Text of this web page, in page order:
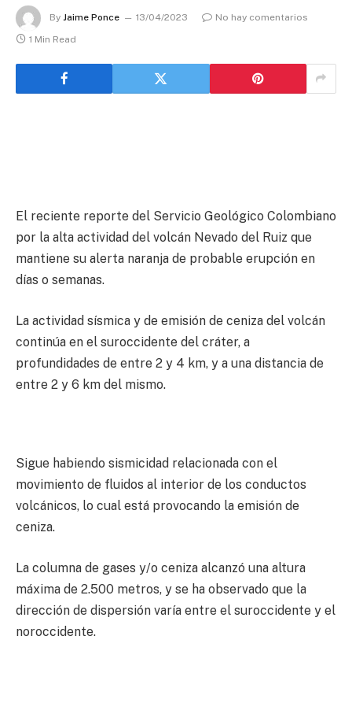
By Jaime Ponce 13/04/2023
No hay comentarios
1 Min Read
El reciente reporte del Servicio Geológico Colombiano
por la alta actividad del volcán Nevado del Ruiz que
mantiene su alerta naranja de probable erupción en
días o semanas.
La actividad sísmica y de emisión de ceniza del volcán
continúa en el suroccidente del cráter, a
profundidades de entre 2 y 4 km, y a una distancia de
entre 2 y 6 km del mismo.
Sigue habiendo sismicidad relacionada con el
movimiento de fluidos al interior de los conductos
volcánicos, lo cual está provocando la emisión de
ceniza.
La columna de gases y/o ceniza alcanzó una altura
máxima de 2.500 metros, y se ha observado que la
dirección de dispersión varía entre el suroccidente y el
noroccidente.